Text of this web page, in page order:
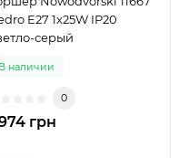
E27 1x25W IP20
серый
В наличии
0
грн